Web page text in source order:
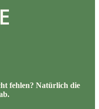
fehlen? Natürlich die